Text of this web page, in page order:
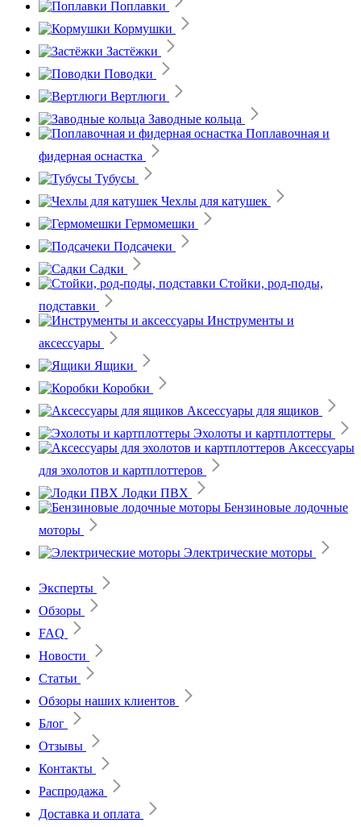
Поплавки
Кормушки
Застёжки
Поводки
Вертлюги
Заводные кольца
Поплавочная и
фидерная оснастка
Тубусы
Чехлы для катушек
Гермомешки
Подсачеки
Садки
Стойки, род-поды,
подставки
Инструменты и
аксессуары
Ящики
Коробки
Аксессуары для ящиков
Эхолоты и картплоттеры
Аксессуары
для эхолотов и картплоттеров
Лодки ПВХ
Бензиновые лодочные
моторы
Электрические моторы
Эксперты
Обзоры
FAQ
Новости
Статьи
Обзоры наших клиентов
Блог
Отзывы
Контакты
Распродажа
Доставка и оплата